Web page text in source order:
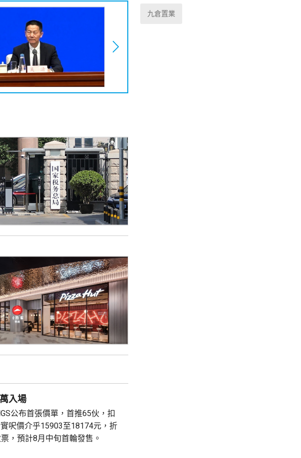
入場
公布首張價單，首推65伙，扣
呎價介乎15903至18174元，折
，預計8月中旬首輪發售。
九倉置業